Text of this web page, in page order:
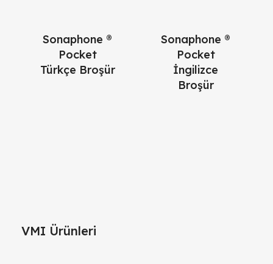
Sonaphone ®
Pocket
Türkçe Broşür
Sonaphone ®
Pocket
İngilizce
Broşür
VMI Ürünleri